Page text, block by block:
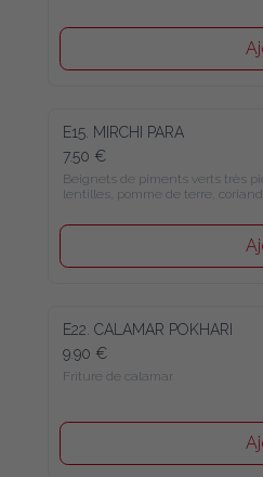
E15. MIRCHI PARA
7.50 €
Beignets de piments verts très
lentilles, pomme de terre,
E22. CALAMAR POKHARI
9.90 €
Friture de calamar